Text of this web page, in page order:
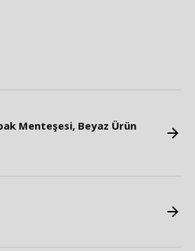
Menteşesi, Beyaz Ürün